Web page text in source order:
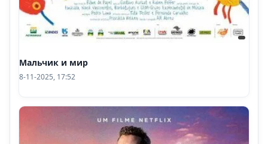
Мальчик и мир
8-11-2025, 17:52